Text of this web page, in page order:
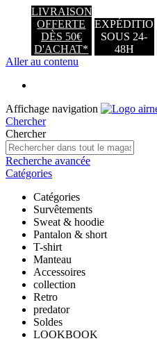
LIVRAISON
OFFERTE
DÈS 50€
D'ACHAT*
EXPÉDITION
SOUS 24-
48H
Aller au contenu
Affichage navigation
Chercher
Chercher
Recherche avancée
Catégories
Catégories
Survêtements
Sweat & hoodie
Pantalon & short
T-shirt
Manteau
Accessoires
collection
Retro
predator
Soldes
LOOKBOOK